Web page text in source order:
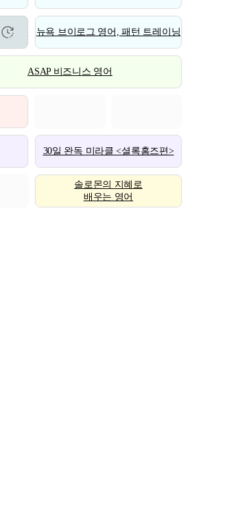
뉴욕 브이로그 영어, 패턴 트레이닝
ASAP 비즈니스 영어
30일 완독 미라클 <셜록홈즈편>
솔로몬의 지혜로
배우는 영어